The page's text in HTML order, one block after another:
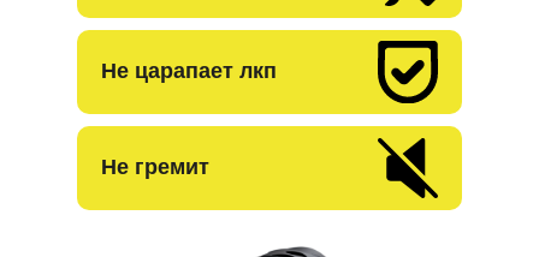
Не гремит
Не царапает лкп